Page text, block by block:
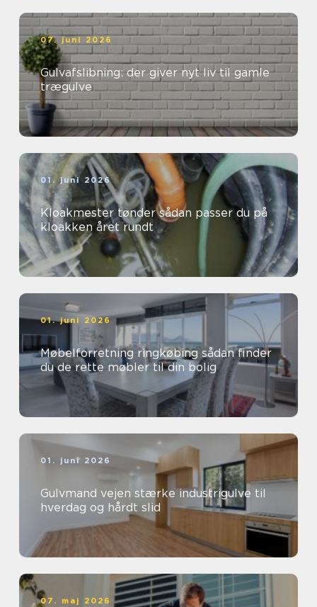
07. juni 2026
Gulvafslibning: der giver nyt liv til gamle
trægulve
01. juni 2026
Kloakmester tønder sådan passer du på
kloakken året rundt
01. juni 2026
Møbelforretning ringkøbing sådan finder
du de rette møbler til din bolig
01. juni 2026
Gulvmand vejen stærke industrigulve til
hverdag og hårdt slid
07. maj 2026